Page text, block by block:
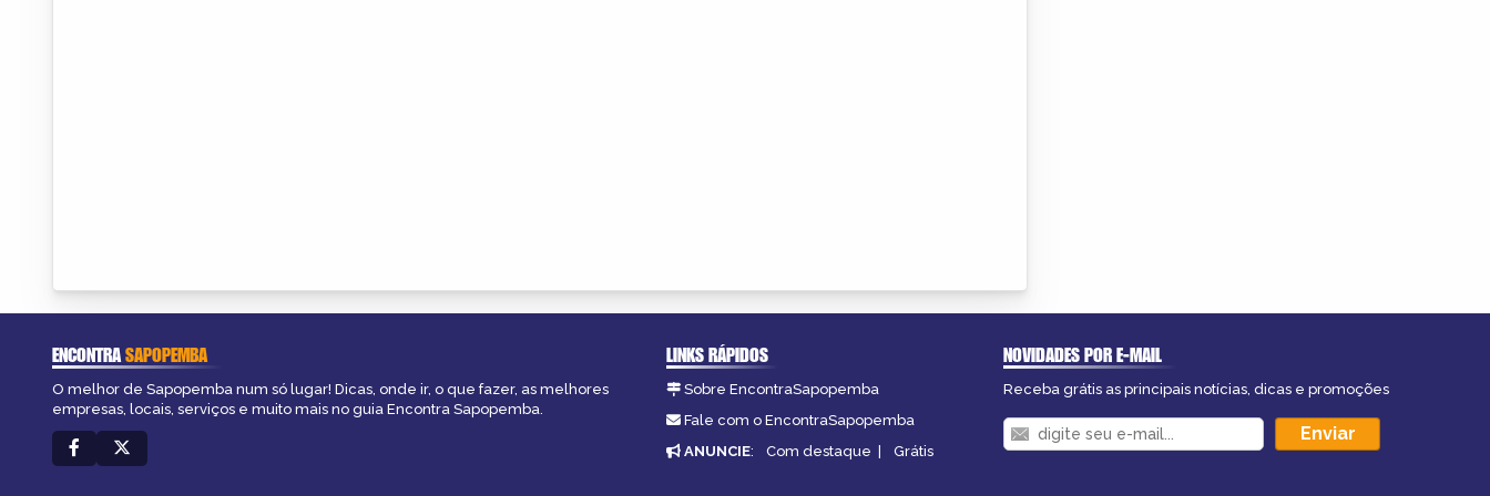
ENCONTRASAPOPEMBA
O melhor de Sapopemba num só lugar! Dicas, onde ir, o que fazer, as melhores
empresas, locais, serviços e muito mais no guia Encontra Sapopemba.
LINKS RÁPIDOS
Sobre EncontraSapopemba
Fale com o EncontraSapopemba
ANUNCIE: Com destaque | Grátis
NOVIDADES POR E-MAIL
Receba grátis as principais notícias, dicas e promoções